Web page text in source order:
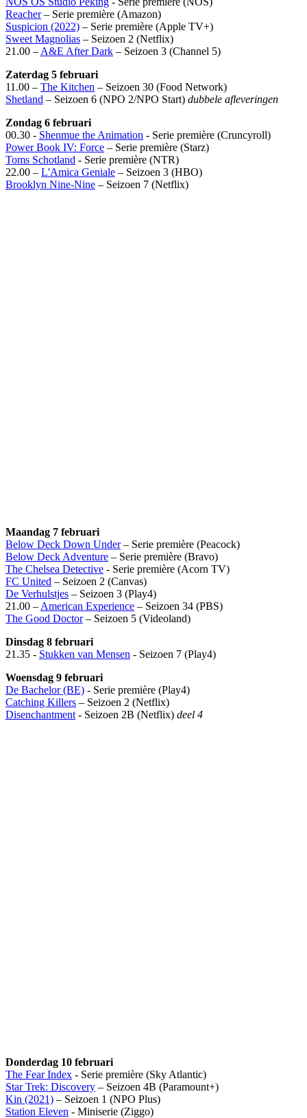
Reacher– Serie première (Amazon)
Suspicion (2022) – Serie première (Apple TV+)
Sweet Magnolias – Seizoen 2 (Netflix)
21.00 – A&E After Dark – Seizoen 3 (Channel 5)
Zaterdag 5 februari
11.00 – The Kitchen – Seizoen 30 (Food Network)
Shetland – Seizoen 6 (NPO 2/NPO Start) dubbele afleveringen
Zondag 6 februari
00.30 - Shenmue the Animation - Serie première (Cruncyroll)
Power Book IV: Force – Serie première (Starz)
Toms Schotland - Serie première (NTR)
22.00 – L'Amica Geniale – Seizoen 3 (HBO)
Brooklyn Nine-Nine – Seizoen 7 (Netflix)
Maandag 7 februari
Below Deck Down Under– Serie première (Peacock)
Below Deck Adventure – Serie première (Bravo)
The Chelsea Detective - Serie première (Acorn TV)
FC United – Seizoen 2 (Canvas)
De Verhulstjes – Seizoen 3 (Play4)
21.00 – American Experience – Seizoen 34 (PBS)
The Good Doctor– Seizoen 5 (Videoland)
Dinsdag 8 februari
21.35 - Stukken van Mensen - Seizoen 7 (Play4)
Woensdag 9 februari
De Bachelor (BE) - Serie première (Play4)
Catching Killers – Seizoen 2 (Netflix)
Disenchantment - Seizoen 2B (Netflix) deel 4
Donderdag 10 februari
The Fear Index - Serie première (Sky Atlantic)
Star Trek: Discovery – Seizoen 4B (Paramount+)
Kin (2021) – Seizoen 1 (NPO Plus)
Station Eleven - Miniserie (Ziggo)